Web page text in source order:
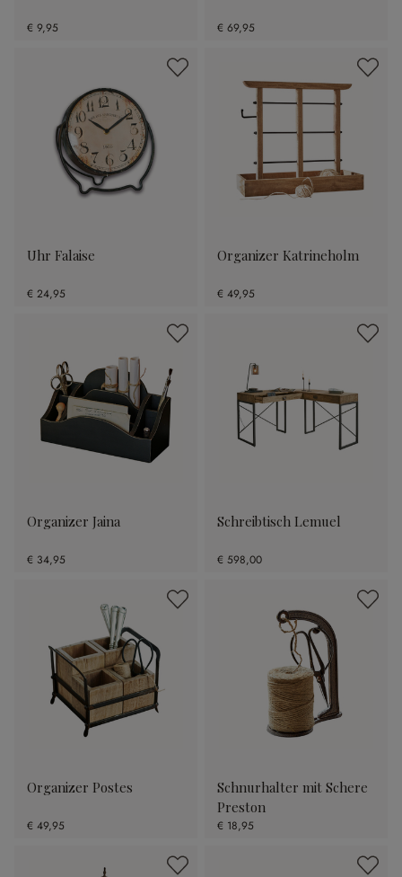
€ 9,95 € 69,95
Uhr Falaise
€ 24,95
Organizer Katrineholm
€ 49,95
Organizer Jaina
€ 34,95
Schreibtisch Lemuel
€ 598,00
Organizer Postes
€ 49,95
Schnurhalter mit Schere
Preston
€ 18,95